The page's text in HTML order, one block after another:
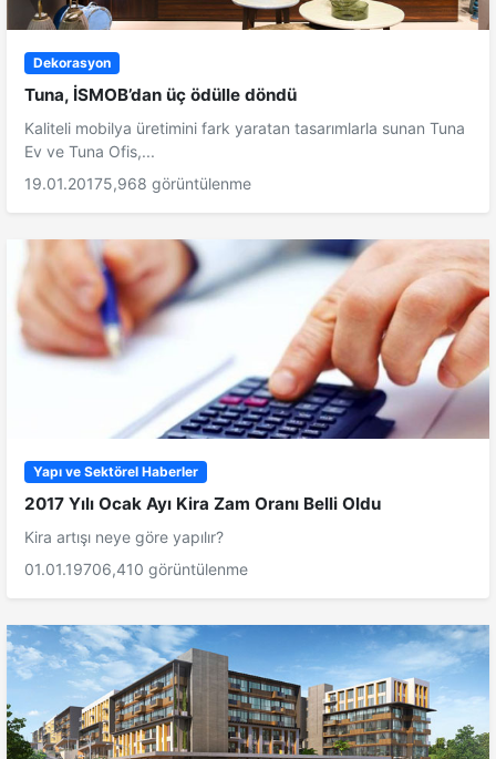
Dekorasyon
Tuna, İSMOB’dan üç ödülle döndü
Kaliteli mobilya üretimini fark yaratan tasarımlarla sunan Tuna
Ev ve Tuna Ofis,...
19.01.20175,968 görüntülenme
Yapı ve Sektörel Haberler
2017 Yılı Ocak Ayı Kira Zam Oranı Belli Oldu
Kira artışı neye göre yapılır?
01.01.19706,410 görüntülenme